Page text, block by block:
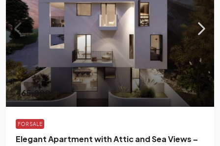
465,000€
FOR SALE
Elegant Apartment with Attic and Sea Views –